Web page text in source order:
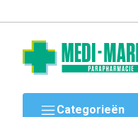
Categorieën